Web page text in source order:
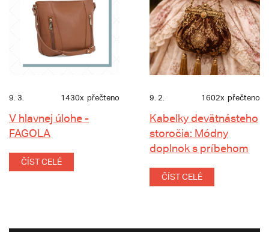
9. 3. 1430x přečteno
V hlavnej úlohe -
FAGOLA
ČÍST CELÉ
9. 2. 1602x přečteno
Kabelky devätnásteho
storočia: Módny
doplnok s príbehom
ČÍST CELÉ